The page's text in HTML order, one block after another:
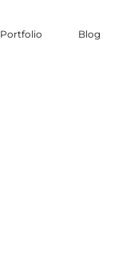
Portfolio Blog